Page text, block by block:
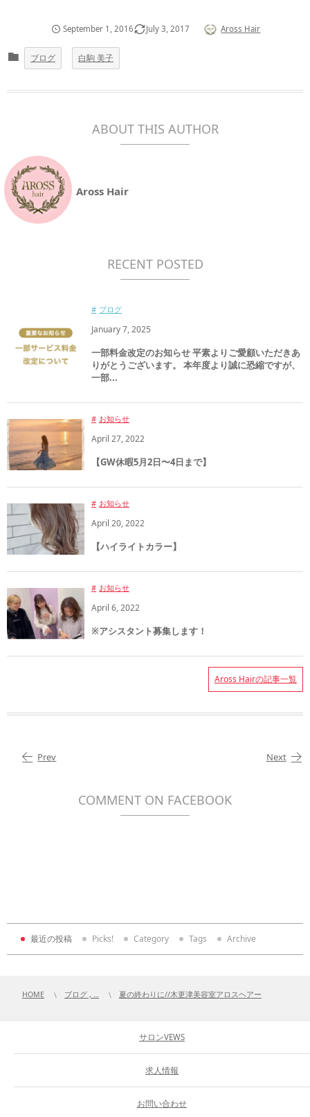
September 1 2016 July 3 2017 Aross Hair
ブログ 白駒 美子
ABOUT THIS AUTHOR
Aross Hair
RECENT POSTED
ブログ
January7,2025
一部料金改定のお知らせ 平素よりご愛顧いただきあ
りがとうございます。 本年度より誠に恐縮ですが、
一部...
お知らせ
April 27,2022
【GW休暇5月2日〜4日まで】
お知らせ
April 20,2022
【ハイライトカラー】
お知らせ
April 6,2022
※アシスタント募集します！
Aross Hairの記事一覧
Prev Next
COMMENT ON FACEBOOK
最近の投稿 Picks! Category Tags Archive
HOME ブログ , … 夏の終わりに//木更津美容室アロスヘアー
サロンVEWS
求人情報
お問い合わせ